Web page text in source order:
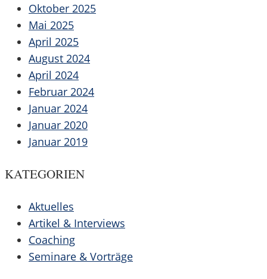
Oktober 2025
Mai 2025
April 2025
August 2024
April 2024
Februar 2024
Januar 2024
Januar 2020
Januar 2019
KATEGORIEN
Aktuelles
Artikel & Interviews
Coaching
Seminare & Vorträge